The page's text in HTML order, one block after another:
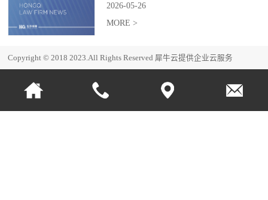
2026-05-26
MORE >
Copyright © 2018 2023.All Rights Reserved 犀牛云提供企业云服务